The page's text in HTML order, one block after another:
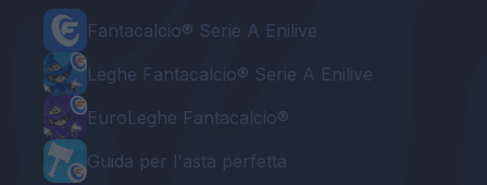
Fantacalcio® Serie A Enilive
Leghe Fantacalcio® Serie A Enilive
EuroLeghe Fantacalcio®
Guida per l'asta perfetta